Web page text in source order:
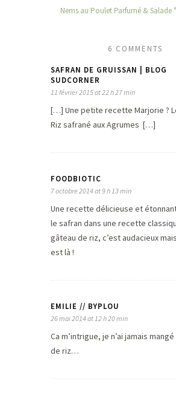
Nems au Poulet Parfumé & Salade
6 COMMENTS
SAFRAN DE GRUISSAN | BLOG
SUDCORNER
11 février 2015 at 22 h 27 min
[…] Une petite recette Marjorie ?
Riz safrané aux Agrumes […]
FOODBIOTIC
7 octobre 2014 at 9 h 13 min
Une recette délicieuse et
le safran dans une recette
gâteau de riz, c’est audacieux
est là !
EMILIE // BYPLOU
26 mai 2014 at 12 h 20 min
Ca m’intrigue, je n’ai jamais
de riz…